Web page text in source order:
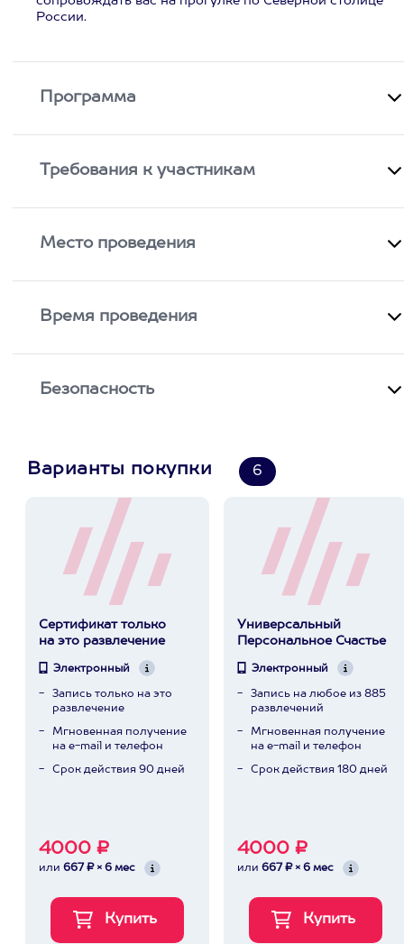
России.
Программа
Требования к участникам
Место проведения
Время проведения
Безопасность
Варианты покупки 6
Сертификат только
на это развлечение
Электронный
Запись только на это
развлечение
Мгновенная получение
на e-mail и телефон
Срок действия 90 дней
4000 ₽
или 667 ₽ × 6 мес
Универсальный
Персональное Счастье
Электронный
Запись на любое из 885
развлечений
Мгновенная получение
на e-mail и телефон
Срок действия 180 дней
4000 ₽
или 667 ₽ × 6 мес